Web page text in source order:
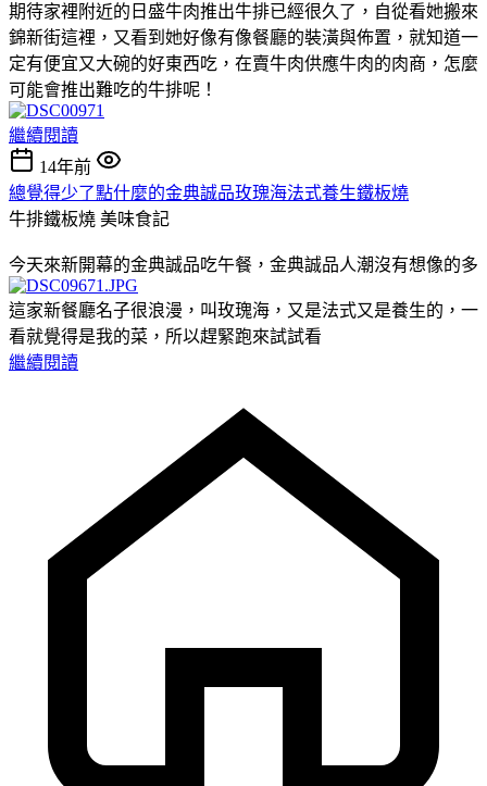
期待家裡附近的日盛牛肉推出牛排已經很久了，自從看她搬來
錦新街這裡，又看到她好像有像餐廳的裝潢與佈置，就知道一
定有便宜又大碗的好東西吃，在賣牛肉供應牛肉的肉商，怎麼
可能會推出難吃的牛排呢！
繼續閱讀
14年前
總覺得少了點什麼的金典誠品玫瑰海法式養生鐵板燒
牛排鐵板燒 美味食記
今天來新開幕的金典誠品吃午餐，金典誠品人潮沒有想像的多
這家新餐廳名子很浪漫，叫玫瑰海，又是法式又是養生的，一
看就覺得是我的菜，所以趕緊跑來試試看
繼續閱讀